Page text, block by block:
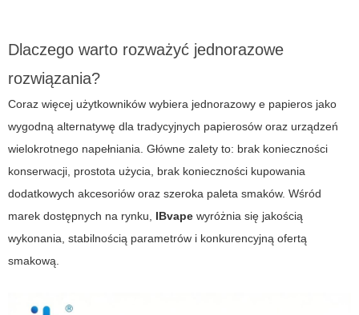
Dlaczego warto rozważyć jednorazowe
rozwiązania?
Coraz więcej użytkowników wybiera jednorazowy e papieros jako
wygodną alternatywę dla tradycyjnych papierosów oraz urządzeń
wielokrotnego napełniania. Główne zalety to: brak konieczności
konserwacji, prostota użycia, brak konieczności kupowania
dodatkowych akcesoriów oraz szeroka paleta smaków. Wśród
marek dostępnych na rynku, IBvape wyróżnia się jakością
wykonania, stabilnością parametrów i konkurencyjną ofertą
smakową.